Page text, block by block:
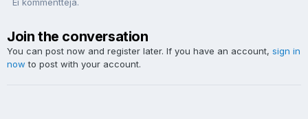
Ei kommentteja.
Join the conversation
You can post now and register later. If you have an account, sign in
now to post with your account.